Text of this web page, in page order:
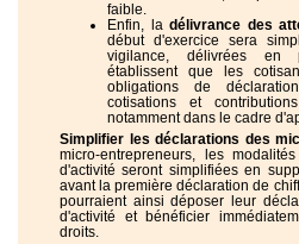
faible.
Enfin, ladélivrance des
début d'exercice sera
vigilance, délivrées en
établissent que les
obligations de
cotisations et
notamment dans le cadre
Simplifier les déclarations des
micro-entrepreneurs, les
d'activité seront simplifiées en
avant la première déclaration de
pourraient ainsi déposer leur
d'activité et bénéficier
droits.